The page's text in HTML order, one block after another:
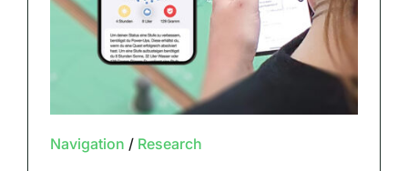
Navigation / Research